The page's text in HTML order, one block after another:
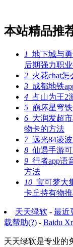
本站精品推
1 地下城与
后期强力职
2 火花chat怎
3 成都地铁
4 占山为王2
5 崩坏星穹
6 大润发超
物卡的方法
7远光84凌波
8 仙遇手游
9 行者app语
方法
10 宝可梦大
卡丘持有物
天天绿软 - 最近
载帮助(?) - Baidu
天天绿软是专业的